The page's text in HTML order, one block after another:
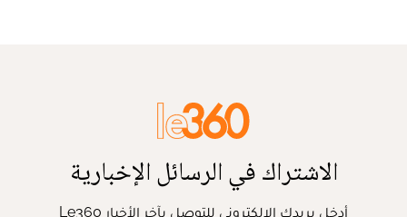
الاشتراك في الرسائل الإخبارية
أدخل بريدك الإلكتروني للتوصل بآخر الأخبار Le360